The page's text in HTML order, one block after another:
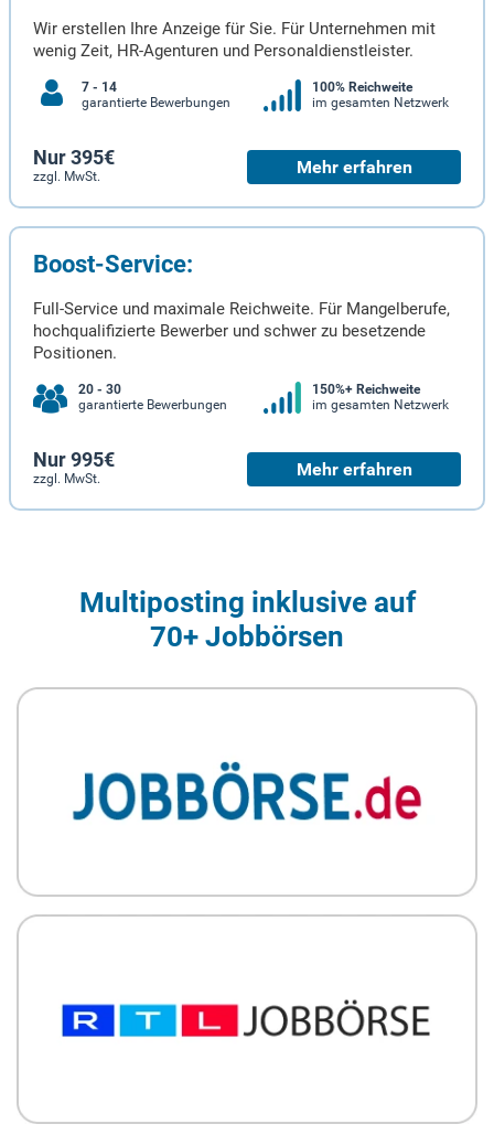
Wir erstellen Ihre Anzeige für Sie. Für Unternehmen mit
wenig Zeit, HR-Agenturen und Personaldienstleister.
7 - 14
garantierte Bewerbungen
100% Reichweite
im gesamten Netzwerk
Nur 395€
zzgl. MwSt. Mehr erfahren
Boost-Service:
Full-Service und maximale Reichweite. Für Mangelberufe,
hochqualifizierte Bewerber und schwer zu besetzende
Positionen.
20 - 30
garantierte Bewerbungen
150%+ Reichweite
im gesamten Netzwerk
Nur 995€
zzgl. MwSt. Mehr erfahren
Multiposting inklusive auf
70+ Jobbörsen